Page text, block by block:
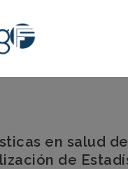
en salud de
de